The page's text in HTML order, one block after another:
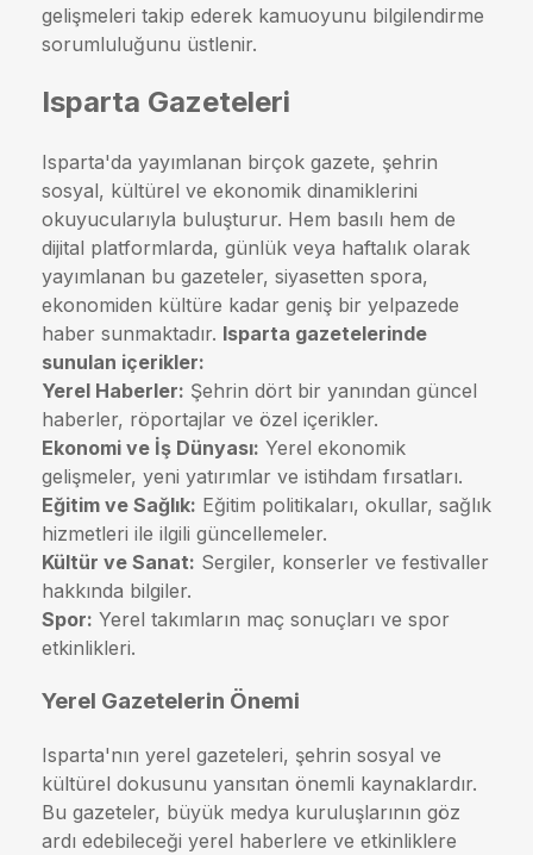
gelişmeleri takip ederek kamuoyunu bilgilendirme
sorumluluğunu üstlenir.
Isparta Gazeteleri
Isparta'da yayımlanan birçok gazete, şehrin
sosyal, kültürel ve ekonomik dinamiklerini
okuyucularıyla buluşturur. Hem basılı hem de
dijital platformlarda, günlük veya haftalık olarak
yayımlanan bu gazeteler, siyasetten spora,
ekonomiden kültüre kadar geniş bir yelpazede
haber sunmaktadır. Isparta gazetelerinde
sunulan içerikler:
Yerel Haberler: Şehrin dört bir yanından güncel
haberler, röportajlar ve özel içerikler.
Ekonomi ve İş Dünyası: Yerel ekonomik
gelişmeler, yeni yatırımlar ve istihdam fırsatları.
Eğitim ve Sağlık: Eğitim politikaları, okullar, sağlık
hizmetleri ile ilgili güncellemeler.
Kültür ve Sanat: Sergiler, konserler ve festivaller
hakkında bilgiler.
Spor: Yerel takımların maç sonuçları ve spor
etkinlikleri.
Yerel Gazetelerin Önemi
Isparta'nın yerel gazeteleri, şehrin sosyal ve
kültürel dokusunu yansıtan önemli kaynaklardır.
Bu gazeteler, büyük medya kuruluşlarının göz
ardı edebileceği yerel haberlere ve etkinliklere